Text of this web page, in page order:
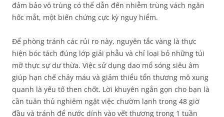
đảm bảo vô trùng có thể dẫn đến nhiễm trùng vách ngăn
hốc mắt, một biến chứng cực kỳ nguy hiểm.
Để phòng tránh các rủi ro này, nguyên tắc vàng là thực
hiện bóc tách đúng lớp giải phẫu và chỉ loại bỏ những túi
mỡ thực sự dư thừa. Việc sử dụng dao mổ sóng siêu âm
giúp hạn chế chảy máu và giảm thiểu tổn thương mô xung
quanh là yếu tố then chốt. Lời khuyên ngắn gọn cho bạn là
cần tuân thủ nghiêm ngặt việc chườm lạnh trong 48 giờ
đầu và tránh để nước dính vào vết thương trong 1 tuần